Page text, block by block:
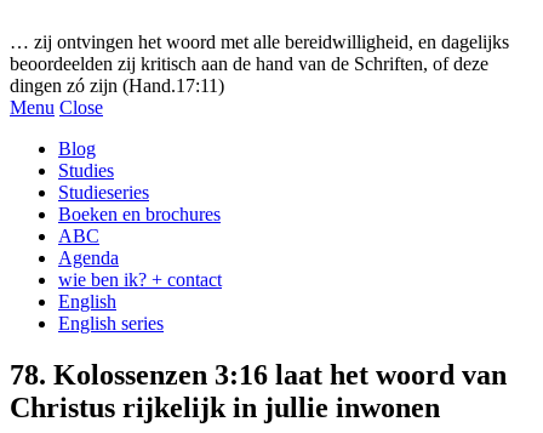
… zij ontvingen het woord met alle bereidwilligheid, en dagelijks
beoordeelden zij kritisch aan de hand van de Schriften, of deze
dingen zó zijn (Hand.17:11)
Menu Close
Blog
Studies
Studieseries
Boeken en brochures
ABC
Agenda
wie ben ik? + contact
English
English series
78. Kolossenzen 3:16 laat het woord van
Christus rijkelijk in jullie inwonen